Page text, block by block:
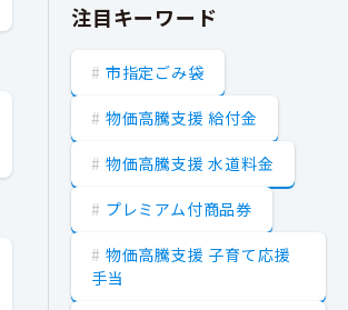
注目キーワード
市指定ごみ袋
物価高騰支援 給付金
物価高騰支援 水道料金
プレミアム付商品券
物価高騰支援 子育て応援
手当